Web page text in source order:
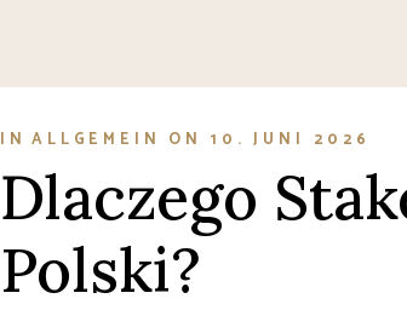
IN ALLGEMEIN ON 10. JUNI 2026
Dlaczego
Polski?